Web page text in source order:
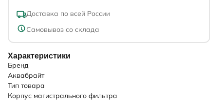
Доставка по всей России
Самовывоз со склада
Характеристики
Бренд
Аквабрайт
Тип товара
Корпус магистрального фильтра